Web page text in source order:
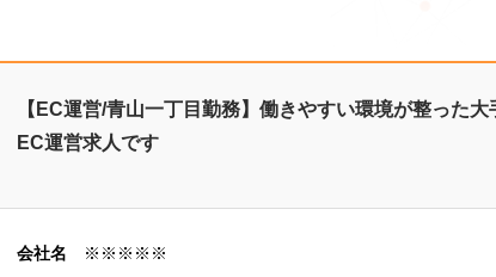
【EC運営/青山一丁目勤務】働きやすい環境が整った大
EC運営求人です
会社名 ※※※※※